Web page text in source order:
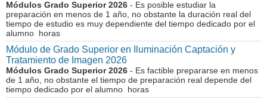
Módulos Grado Superior 2026 - Es posible estudiar la
preparación en menos de 1 año, no obstante la duración real del
tiempo de estudio es muy dependiente del tiempo dedicado por el
alumno horas
Módulo de Grado Superior en Iluminación Captación y
Tratamiento de Imagen 2026
Módulos Grado Superior 2026 - Es factible prepararse en menos
de 1 año, no obstante el tiempo de preparación real depende del
tiempo dedicado por el alumno horas